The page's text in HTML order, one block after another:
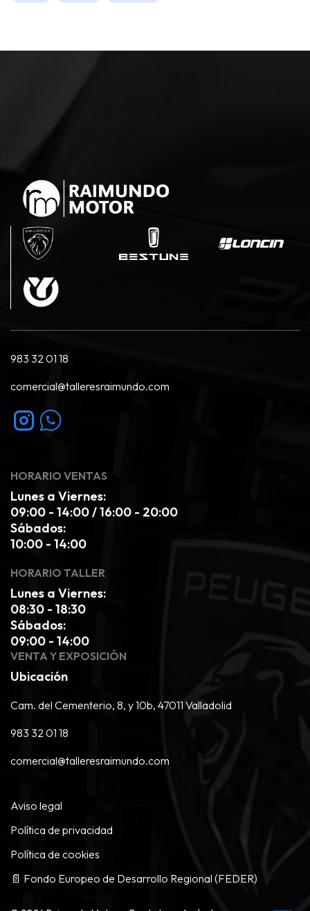
983 32 01 18
comercial@talleresraimundo.com
HORARIO VENTAS
Lunes a Viernes:
09:00 - 14:00 / 16:00 - 20:00
Sábados:
10:00 - 14:00
HORARIO TALLER
Lunes a Viernes:
08:30 - 18:30
Sábados:
09:00 - 14:00
VENTA Y EXPOSICIÓN
Ubicación
Cam. del Cementerio, 8, y 10b, 47011 Valladolid
983 32 01 18
comercial@talleresraimundo.com
Aviso legal
Política de privacidad
Política de cookies
📄 Fondo Europeo de Desarrollo Regional (FEDER)